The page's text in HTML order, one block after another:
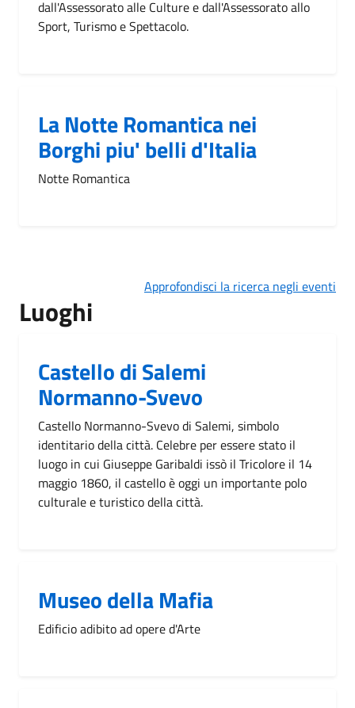
dall'Assessorato alle Culture e dall'Assessorato allo
Sport, Turismo e Spettacolo.
La Notte Romantica nei
Borghi piu' belli d'Italia
Notte Romantica
Approfondisci la ricerca negli eventi
Luoghi
Castello di Salemi
Normanno-Svevo
Castello Normanno-Svevo di Salemi, simbolo
identitario della città. Celebre per essere stato il
luogo in cui Giuseppe Garibaldi issò il Tricolore il 14
maggio 1860, il castello è oggi un importante polo
culturale e turistico della città.
Museo della Mafia
Edificio adibito ad opere d'Arte